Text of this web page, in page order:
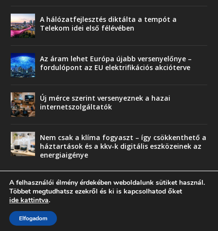
A hálózatfejlesztés diktálta a tempót a
Telekom idei első félévében
Az áram lehet Európa újabb versenyelőnye –
fordulópont az EU elektrifikációs akcióterve
Új mérce szerint versenyeznek a hazai
internetszolgáltatók
Nem csak a klíma fogyaszt – így csökkenthető a
háztartások és a kkv-k digitális eszközeinek az
energiaigénye
Trend
Üzlet
A felhasználói élmény érdekében weboldalunk sütiket használ.
Többet megtudhatsz ezekről és ki is kapcsolhatod őket
ide kattintva.
Elfogadom